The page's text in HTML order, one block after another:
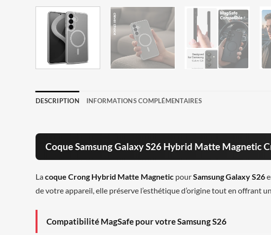
DESCRIPTION INFORMATIONS COMPLÉMENTAIRES
Coque Samsung Galaxy S26 Hybrid Matte Magnetic
Lacoque Crong Hybrid Matte Magnetic pourSamsung Galaxy S26
de votre appareil, elle préserve l’esthétique d’origine tout en offrant
Compatibilité MagSafe pour votre Samsung S26